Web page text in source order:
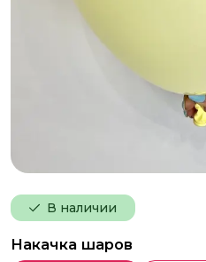
В наличии
Накачка шаров